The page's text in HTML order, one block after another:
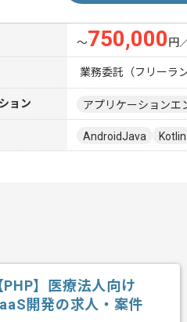
〜750,000 円
業務委託（フリーラン
ョン アプリケーションエ
AndroidJava Kotlin
PHP】医療法人向け
開発の求人・案件